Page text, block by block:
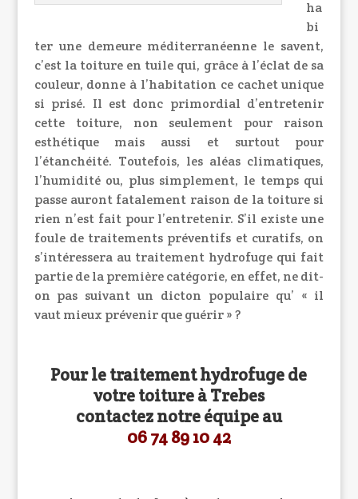
ha
bi
ter une demeure méditerranéenne le savent,
c’est la toiture en tuile qui, grâce à l’éclat de sa
couleur, donne à l’habitation ce cachet unique
si prisé. Il est donc primordial d’entretenir
cette toiture, non seulement pour raison
esthétique mais aussi et surtout pour
l’étanchéité. Toutefois, les aléas climatiques,
l’humidité ou, plus simplement, le temps qui
passe auront fatalement raison de la toiture si
rien n’est fait pour l’entretenir. S’il existe une
foule de traitements préventifs et curatifs, on
s’intéressera au traitement hydrofuge qui fait
partie de la première catégorie, en effet, ne dit-
on pas suivant un dicton populaire qu’ « il
vaut mieux prévenir que guérir » ?
Pour le traitement hydrofuge de
votre toiture à Trebes
contactez notre équipe au
06 74 89 10 42